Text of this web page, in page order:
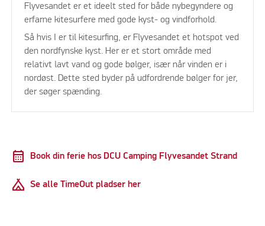
Flyvesandet er et ideelt sted for både nybegyndere og
erfarne kitesurfere med gode kyst- og vindforhold.
Så hvis I er til kitesurfing, er Flyvesandet et hotspot ved
den nordfynske kyst. Her er et stort område med
relativt lavt vand og gode bølger, især når vinden er i
nordøst. Dette sted byder på udfordrende bølger for jer,
der søger spænding.
calendar_month Book din ferie hos DCU Camping Flyvesandet Strand
Camping Se alle TimeOut pladser her